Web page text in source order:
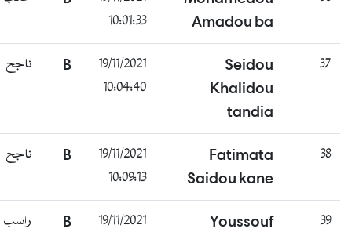
Amadou ba
10:01:33
37
Seidou
Khalidou
tandia
19/11/2021
10:04:40
B ناجح
38
Fatimata
Saidou kane
19/11/2021
10:09:13
B ناجح
39
Youssouf
19/11/2021
B راسب